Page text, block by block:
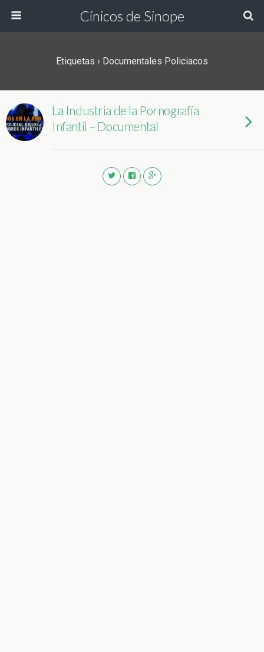
Cínicos de Sinope
Etiquetas › Documentales Policiacos
La Industria de la Pornografía
Infantil – Documental